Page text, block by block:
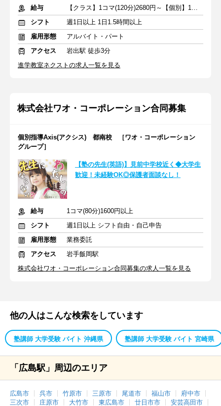
給与
【クラス】1コマ(120分)2680円～【個別】1コマ(80分)1740円～
シフト
週1日以上 1日1.5時間以上
雇用形態
アルバイト・パート
アクセス
岩出駅 徒歩3分
進学教室ネクストの求人一覧を見る
株式会社ワオ・コーポレーション合同募集
個別指導Axis(アクシス) 都南校 ［ワオ・コーポレーション
グループ］
【塾の先生(英語)】見前中学校近く◆大学生
歓迎！未経験OK◎保護者面談なし！
給与
1コマ(80分)1600円以上
シフト
週1日以上 シフト自由・自己申告
雇用形態
業務委託
アクセス
岩手飯岡駅
株式会社ワオ・コーポレーション合同募集の求人一覧を見る
他の人はこんな検索をしています
塾講師 大学受験 バイト 沖縄県 塾講師 大学受験 バイト 宮崎県
「広島駅」周辺のエリア
広島市 呉市 竹原市 三原市 尾道市 福山市
府中市
三次市
庄原市 大竹市 東広島市 廿日市市 安芸高田市